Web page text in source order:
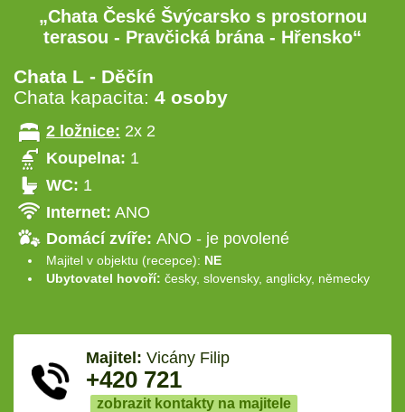
„Chata České Švýcarsko s prostornou
terasou - Pravčická brána - Hřensko“
Chata L - Děčín
Chata kapacita: 4 osoby
2 ložnice: 2x 2
Koupelna: 1
WC: 1
Internet: ANO
Domácí zvíře: ANO - je povolené
Majitel v objektu (recepce): NE
Ubytovatel hovoří: česky, slovensky, anglicky, německy
Majitel: Vicány Filip
+420 721
zobrazit kontakty na majitele